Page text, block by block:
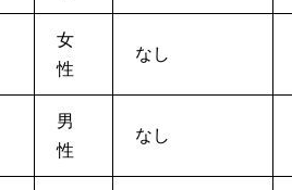
女
性
なし
男
性
なし